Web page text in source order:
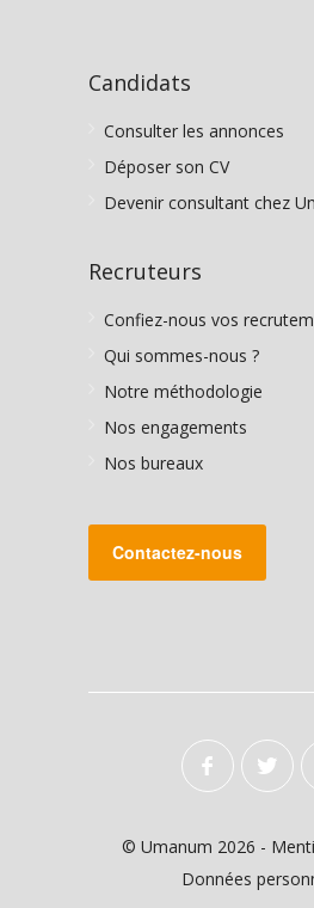
Candidats
Consulter les annonces
Déposer son CV
Devenir consultant chez
Recruteurs
Confiez-nous vos
Qui sommes-nous ?
Notre méthodologie
Nos engagements
Nos bureaux
Contactez-nous
© Umanum 2026 -
Données